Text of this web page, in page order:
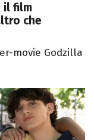
il film
che
movie Godzilla